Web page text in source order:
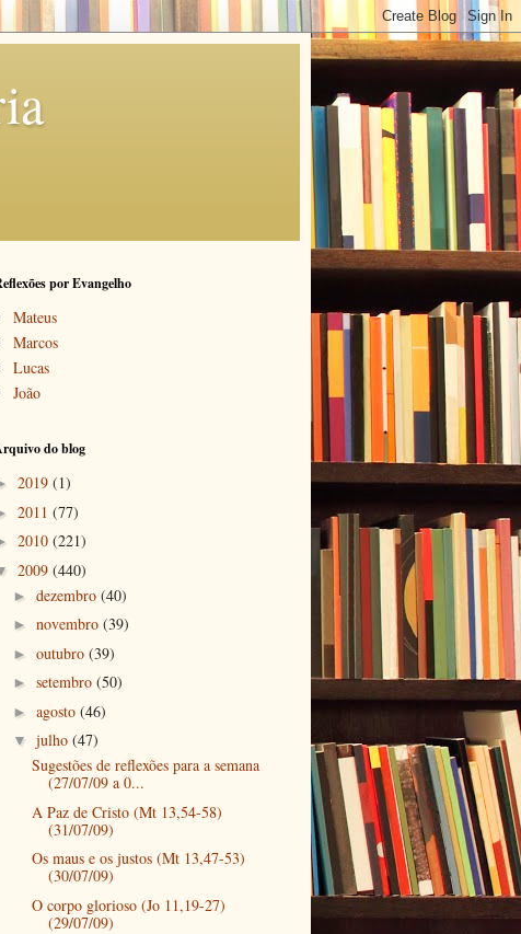
por Evangelho
Mateus
Marcos
Lucas
João
do blog
2019 (1)
2011 (77)
2010 (221)
2009 (440)
► dezembro (40)
► novembro (39)
► outubro (39)
► setembro (50)
► agosto (46)
▼ julho (47)
Sugestões de reflexões para a semana
(27/07/09 a 0...
A Paz de Cristo (Mt 13,54-58)
(31/07/09)
Os maus e os justos (Mt 13,47-53)
(30/07/09)
O corpo glorioso (Jo 11,19-27)
(29/07/09)